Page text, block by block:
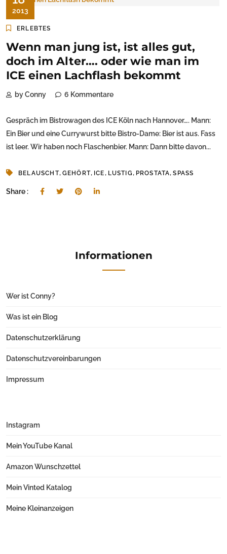
2013
ERLEBTES
Wenn man jung ist, ist alles gut,
doch im Alter…. oder wie man im
ICE einen Lachflash bekommt
by Conny 6 Kommentare
Gespräch im Bistrowagen des ICE Köln nach Hannover…. Mann:
Ein Bier und eine Currywurst bitte Bistro-Dame: Bier ist aus. Fass
ist leer. Wir haben noch Flaschenbier. Mann: Dann bitte davon...
BELAUSCHT, GEHÖRT, ICE, LUSTIG, PROSTATA,SPASS
Share :
Informationen
Wer ist Conny?
Was ist ein Blog
Datenschutzerklärung
Datenschutzvereinbarungen
Impressum
Instagram
Mein YouTube Kanal
Amazon Wunschzettel
Mein Vinted Katalog
Meine Kleinanzeigen